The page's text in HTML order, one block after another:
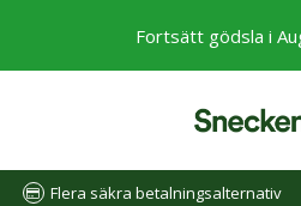
Fortsätt gödsla i
Flera säkra betalningsalternativ